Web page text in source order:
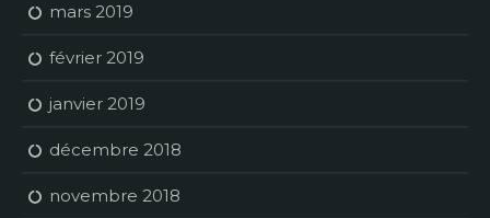
mars 2019
février 2019
janvier 2019
décembre 2018
novembre 2018